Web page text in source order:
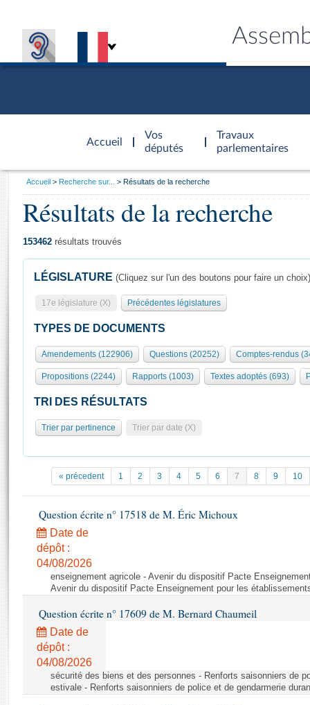
Accueil
d'accueil
Vos
députés
Travaux
parlementaires
Présidence
577 députés
Groupes politiques
Séance publique
Commissions et autres organes
Europe et International
Pétitions
Projets de loi
Propositions de loi
Amendements
Textes adoptés
Rapports législatifs
Rapports sur l'application des lois
Baromètre de l’application des lois
Général
Rôle et pouvoirs de l'Assemblée
Organisation de l'Assemblée
Présidence Conférence des Présidents Bureau Collège des
Statistiques et chiffres clés
Documents de référence
( Constitution | Règlement de l'Assemblée ... )
Histoire
Juniors
Anciennes législatures
Visiter l'Assemblée
Visite virtuelle du palais Bourbon
Assister à une séance
La Bibliothèque
Contacts et plan d'accès
Photos libres de droit
Vous
Accueil Recherche sur... Résultats de la recherche
Résultats de la recherche
153462 résultats trouvés
LÉGISLATURE (Cliquez sur l'un des boutons pour faire un choix)
17e législature (X) Précédentes législatures
TYPES DE DOCUMENTS
Amendements (122906) Questions (20252) Comptes-rendus
Propositions (2244) Rapports (1003) Textes adoptés (693)
TRI DES RÉSULTATS
Trier par pertinence Trier par date (X)
« précedent 1 2 3 4 5 6 7 8 9 10
Question écrite n° 17518 de M. Éric Michoux
Date de
dépôt :
04/08/2026
enseignement agricole - Avenir du dispositif Pacte
Avenir du dispositif Pacte Enseignement pour les
Question écrite n° 17609 de M. Bernard Chaumeil
Date de
dépôt :
04/08/2026
sécurité des biens et des personnes - Renforts saisonniers de
estivale - Renforts saisonniers de police et de gendarmerie